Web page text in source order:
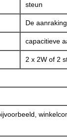
steun
De
capacitieve
2 x 2W of 2